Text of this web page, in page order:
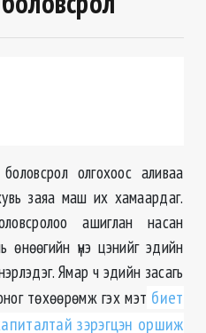
олгохоос аливаа
заяа маш их хамаардаг.
ашиглан насан
үнэ цэнийг эдийн
Ямар ч эдийн засагь
төхөөрөмж гэх мэт биет
зэрэгцэн оршиж